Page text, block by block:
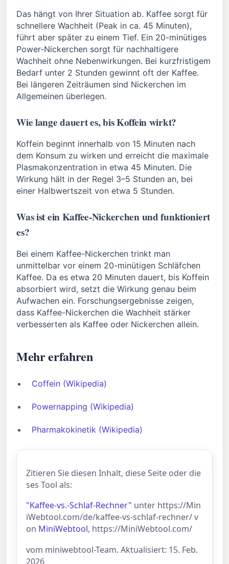
Das hängt von Ihrer Situation ab. Kaffee sorgt für
schnellere Wachheit (Peak in ca. 45 Minuten),
führt aber später zu einem Tief. Ein 20-minütiges
Power-Nickerchen sorgt für nachhaltigere
Wachheit ohne Nebenwirkungen. Bei kurzfristigem
Bedarf unter 2 Stunden gewinnt oft der Kaffee.
Bei längeren Zeiträumen sind Nickerchen im
Allgemeinen überlegen.
Wie lange dauert es, bis Koffein wirkt?
Koffein beginnt innerhalb von 15 Minuten nach
dem Konsum zu wirken und erreicht die maximale
Plasmakonzentration in etwa 45 Minuten. Die
Wirkung hält in der Regel 3–5 Stunden an, bei
einer Halbwertszeit von etwa 5 Stunden.
Was ist ein Kaffee-Nickerchen und funktioniert
es?
Bei einem Kaffee-Nickerchen trinkt man
unmittelbar vor einem 20-minütigen Schläfchen
Kaffee. Da es etwa 20 Minuten dauert, bis Koffein
absorbiert wird, setzt die Wirkung genau beim
Aufwachen ein. Forschungsergebnisse zeigen,
dass Kaffee-Nickerchen die Wachheit stärker
verbesserten als Kaffee oder Nickerchen allein.
Mehr erfahren
Coffein (Wikipedia)
Powernapping (Wikipedia)
Pharmakokinetik (Wikipedia)
Zitieren Sie diesen Inhalt, diese Seite oder die
ses Tool als:
"Kaffee-vs.-Schlaf-Rechner" unter https://Min
iWebtool.com/de/kaffee-vs-schlaf-rechner/ v
on MiniWebtool, https://MiniWebtool.com/
vom miniwebtool-Team. Aktualisiert: 15. Feb.
2026